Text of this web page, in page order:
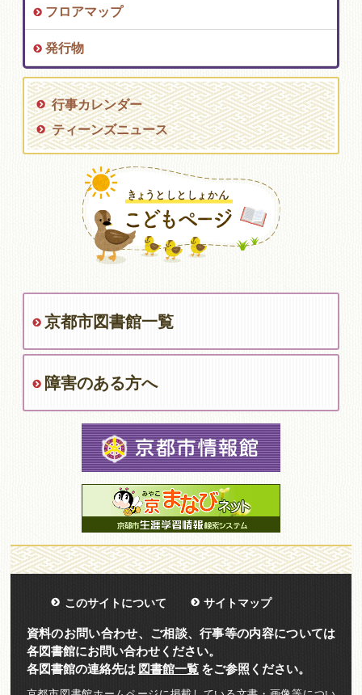
フロアマップ
発行物
行事カレンダー
ティーンズニュース
京都市図書館一覧
障害のある方へ
このサイトについて サイトマップ
資料のお問い合わせ、ご相談、行事等の内容については
各図書館にお問い合わせください。
各図書館の連絡先は 図書館一覧をご参照ください。